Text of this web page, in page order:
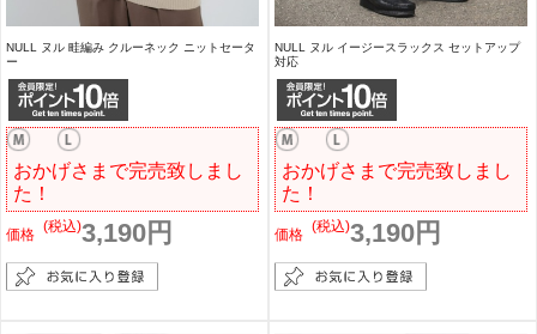
NULL ヌル 畦編み クルーネック ニットセータ
ー
おかげさまで完売致しまし
た！
価格 3,190円
(税込)
NULL ヌル イージースラックス セットアップ
対応
おかげさまで完売致しまし
た！
価格 3,190円
(税込)